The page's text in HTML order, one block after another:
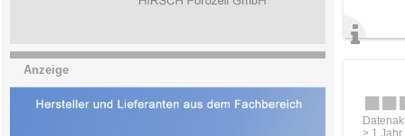
Anzeige
> 1 Jahr